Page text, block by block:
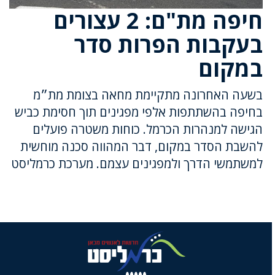
חיפה מת"ם: 2 עצורים
בעקבות הפרות סדר
במקום
בשעה האחרונה מתקיימת מחאה בצומת מת״מ
בחיפה בהשתתפות אלפי מפגינים תוך חסימת כביש
הגישה למנהרות הכרמל. כוחות משטרה פועלים
להשבת הסדר במקום, דבר המהווה סכנה מוחשית
למשתמשי הדרך ולמפגינים עצמם. מערכת כרמליסט